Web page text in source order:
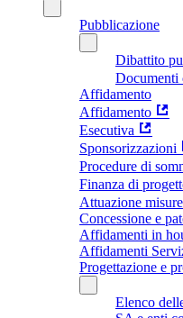
Pubblicazione
Dibattito
Documenti
Affidamento
Affidamento
Esecutiva
Sponsorizzazioni
Procedure di
Finanza di
Attuazione
Concessione e
Affidamenti in
Affidamenti
Progettazione e
Elenco